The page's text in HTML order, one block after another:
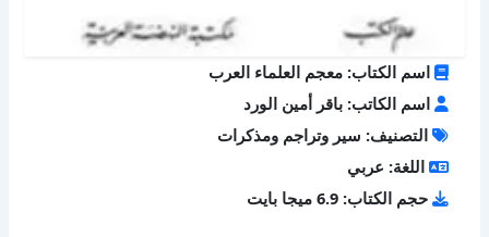
اسم الكتاب: معجم العلماء العرب
اسم الكاتب: باقر أمين الورد
التصنيف: سير وتراجم ومذكرات
اللغة: عربي
حجم الكتاب: 6.9 ميجا بايت